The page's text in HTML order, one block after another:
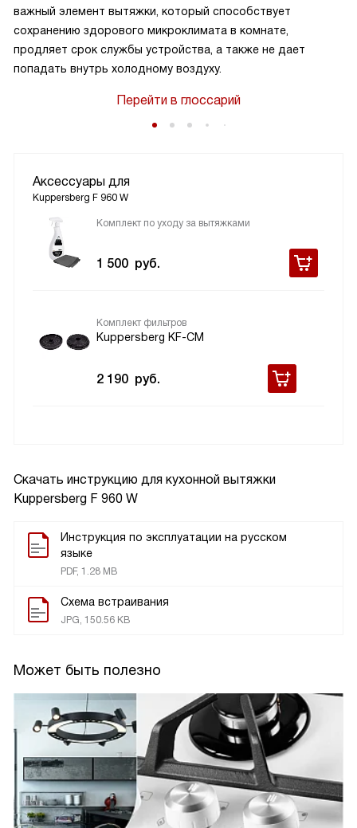
Скачать инструкцию для кухонной вытяжки
Kuppersberg F 960 W
Инструкция по эксплуатации на русском
языке
PDF, 1.28 MB
Схема встраивания
JPG, 150.56 KB
Может быть полезно
важный элемент вытяжки, который способствует
сохранению здорового микроклимата в комнате,
продляет срок службы устройства, а также не дает
попадать внутрь холодному воздуху.
Перейти в глоссарий
Аксессуары для
Kuppersberg F 960 W
Комплект по уходу за вытяжками
1 500 руб.
Комплект фильтров
Kuppersberg KF-CM
2 190 руб.